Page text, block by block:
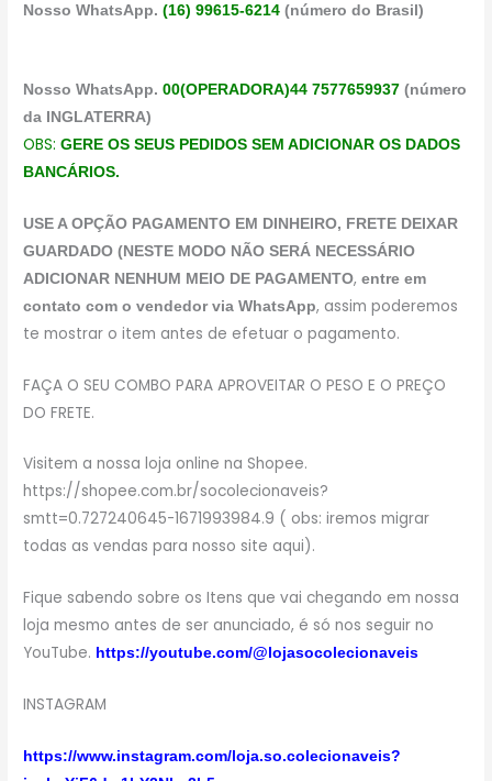
Nosso WhatsApp.(16) 99615-6214 (número do Brasil)
Nosso WhatsApp.00(OPERADORA)44 7577659937 (número
da INGLATERRA)
OBS:GERE OS SEUS PEDIDOS SEM ADICIONAR OS DADOS
BANCÁRIOS.
USE A OPÇÃO PAGAMENTO EM DINHEIRO, FRETE DEIXAR
GUARDADO (NESTE MODO NÃO SERÁ NECESSÁRIO
ADICIONAR NENHUM MEIO DE PAGAMENTO,entre em
contato com o vendedor via WhatsApp, assim poderemos
te mostrar o item antes de efetuar o pagamento.
FAÇA O SEU COMBO PARA APROVEITAR O PESO E O PREÇO
DO FRETE.
Visitem a nossa loja online na Shopee.
https://shopee.com.br/socolecionaveis?
smtt=0.727240645-1671993984.9 ( obs: iremos migrar
todas as vendas para nosso site aqui).
Fique sabendo sobre os Itens que vai chegando em nossa
loja mesmo antes de ser anunciado, é só nos seguir no
YouTube. https://youtube.com/@lojasocolecionaveis
INSTAGRAM
https://www.instagram.com/loja.so.colecionaveis?